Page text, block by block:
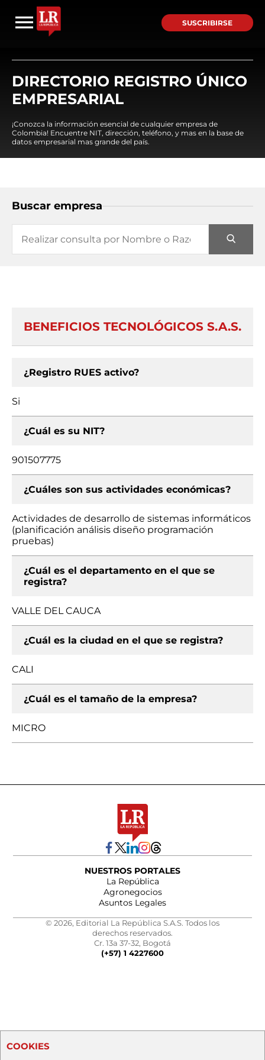
SUSCRIBIRSE
DIRECTORIO REGISTRO ÚNICO
EMPRESARIAL
¡Conozca la información esencial de cualquier empresa de
Colombia! Encuentre NIT, dirección, teléfono, y mas en la base de
datos empresarial mas grande del país.
Buscar empresa
BENEFICIOS TECNOLÓGICOS S.A.S.
¿Registro RUES activo?
Si
¿Cuál es su NIT?
901507775
¿Cuáles son sus actividades económicas?
Actividades de desarrollo de sistemas informáticos
(planificación análisis diseño programación
pruebas)
¿Cuál es el departamento en el que se
registra?
VALLE DEL CAUCA
¿Cuál es la ciudad en el que se registra?
CALI
¿Cuál es el tamaño de la empresa?
MICRO
NUESTROS PORTALES
La República
Agronegocios
Asuntos Legales
© 2026, Editorial La República S.A.S. Todos los
derechos reservados.
Cr. 13a 37-32, Bogotá
(+57) 1 4227600
COOKIES